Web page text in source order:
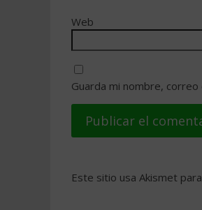
Web
Guarda mi nombre,
Este sitio usa Akismet